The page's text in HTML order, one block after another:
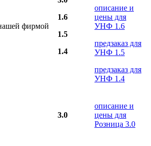
фирмой
1.6
1.5
1.4
описание и
цены для
УНФ 1.6
предзаказ для
УНФ 1.5
предзаказ для
УНФ 1.4
3.0
описание и
цены для
Розница 3.0